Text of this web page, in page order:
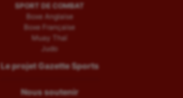
SPORT DE COMBAT
Boxe Anglaise
Boxe Française
Muay Thaï
Judo
Le projet Gazette Sports
Nous soutenir